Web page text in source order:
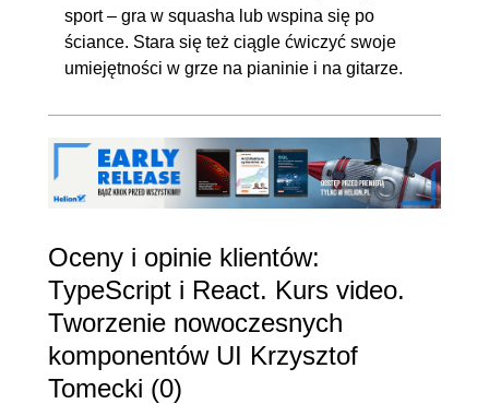
sport – gra w squasha lub wspina się po
ściance. Stara się też ciągle ćwiczyć swoje
umiejętności w grze na pianinie i na gitarze.
Oceny i opinie klientów:
TypeScript i React. Kurs video.
Tworzenie nowoczesnych
komponentów UI Krzysztof
Tomecki (0)